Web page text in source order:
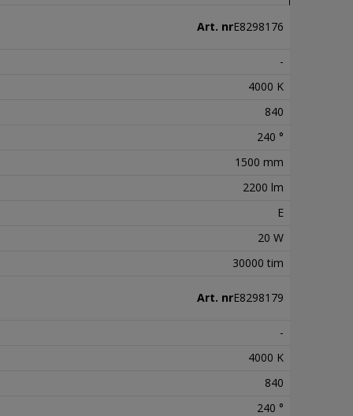
Art. nrE8298176
-
4000 K
840
240 °
1500 mm
2200 lm
E
20 W
30000 tim
Art. nrE8298179
-
4000 K
840
240 °